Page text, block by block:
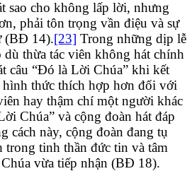
sao cho không lấp lời, nhưng
phải tôn trọng vần điệu và sự
(BĐ 14).[23] Trong những dịp lễ
dù thừa tác viên không hát chính
câu “Đó là Lời Chúa” khi kết
thức thích hợp hơn đối với
hay thậm chí một người khác
Chúa” và cộng đoàn hát đáp
cách này, cộng đoàn đang tụ
tinh thần đức tin và tâm
vừa tiếp nhận (BĐ 18).